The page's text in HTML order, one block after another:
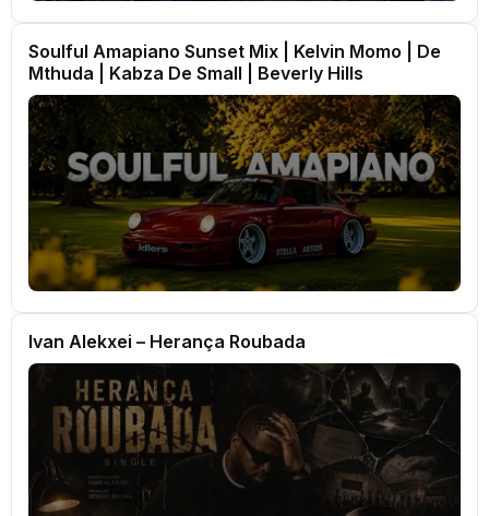
Soulful Amapiano Sunset Mix | Kelvin Momo | De
Mthuda | Kabza De Small | Beverly Hills
Ivan Alekxei – Herança Roubada